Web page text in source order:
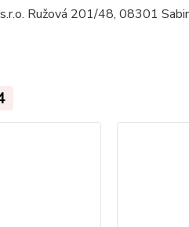
Ružová 201/48, 08301